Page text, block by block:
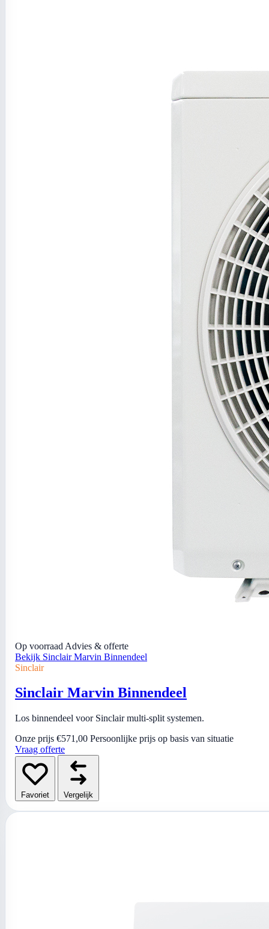
Op voorraad Advies & offerte
Bekijk Sinclair Marvin Binnendeel
Sinclair
Sinclair Marvin Binnendeel
Los binnendeel voor Sinclair multi-split systemen.
Onze prijs €571,00 Persoonlijke prijs op basis van situatie
Vraag offerte
Favoriet Vergelijk